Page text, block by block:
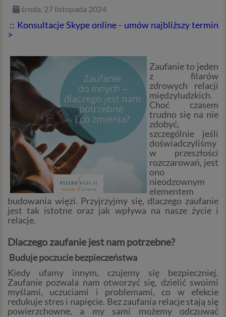
środa, 27 listopada 2024
:: Konsultacje Skype online - umów najbliższy termin
>
Zaufanie to jeden
z filarów
zdrowych relacji
międzyludzkich.
Choć czasem
trudno się na nie
zdobyć,
szczególnie jeśli
doświadczyliśmy
w przeszłości
rozczarowań, jest
ono
nieodzownym
elementem
budowania więzi. Przyjrzyjmy się, dlaczego zaufanie
jest tak istotne oraz jak wpływa na nasze życie i
relacje.
Dlaczego zaufanie jest nam potrzebne?
Buduje poczucie bezpieczeństwa
Kiedy ufamy innym, czujemy się bezpieczniej.
Zaufanie pozwala nam otworzyć się, dzielić swoimi
myślami, uczuciami i problemami, co w efekcie
redukuje stres i napięcie. Bez zaufania relacje stają się
powierzchowne, a my sami możemy odczuwać